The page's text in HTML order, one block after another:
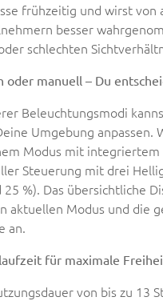
frühzeitig und wirst von
besser
schlechten
oder manuell – Du
Beleuchtungsmodi
Umgebung anpassen.
Modus mit
Steuerung mit drei
25 %). Das übersichtliche
aktuellen Modus und die
an.
für maximale
von bis zu 13